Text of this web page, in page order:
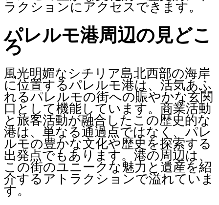
ラクションにアクセスできます。
パレルモ港周辺の見どこ
ろ
風光明媚なシチリア島北西部の海岸
に位置するパレルモ港は、活気あふ
れるパレルモの街への賑やかな玄関
口として機能しています。商業活動
と旅客活動が融合したこの歴史的な
港は、単なる通過点ではなく、パレ
ルモの豊かな文化や歴史を探索する
出発点でもあります。港の周辺は、
この街のユニークな魅力と遺産を紹
介するアトラクションで溢れていま
す。